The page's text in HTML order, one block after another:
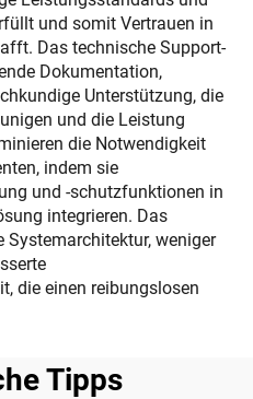
und somit Vertrauen in
Das technische Support-
Dokumentation,
Unterstützung, die
und die Leistung
die Notwendigkeit
indem sie
und -schutzfunktionen in
integrieren. Das
Systemarchitektur, weniger
die einen reibungslosen
Tipps